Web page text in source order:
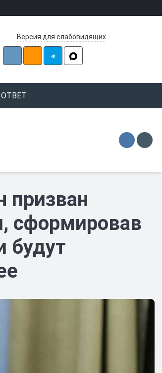
Версия для слабовидящих
призван
сформировав
будут